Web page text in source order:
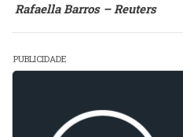
Rafaella Barros – Reuters
PUBLICIDADE